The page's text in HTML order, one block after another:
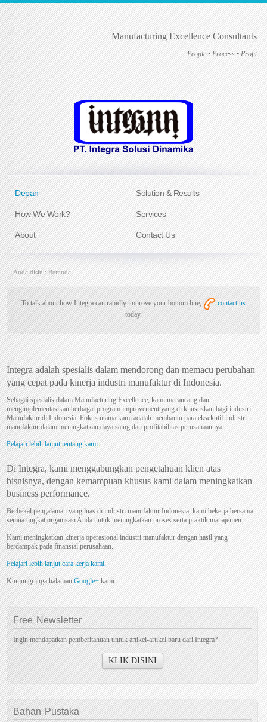
Manufacturing Excellence Consultants
People • Process • Profit
Depan Solution & Results
How We Work? Services
About Contact Us
Anda disini:Beranda
To talk about how Integra can rapidly improve your bottom line,
contact us
today.
Integra adalah spesialis dalam mendorong dan memacu perubahan
yang cepat pada kinerja industri manufaktur di Indonesia.
Sebagai spesialis dalam Manufacturing Excellence, kami merancang dan
mengimplementasikan berbagai program improvement yang di khususkan bagi industri
Manufaktur di Indonesia. Fokus utama kami adalah membantu para eksekutif industri
manufaktur dalam meningkatkan daya saing dan profitabilitas perusahaannya.
Pelajari lebih lanjut tentang kami.
Di Integra, kami menggabungkan pengetahuan klien atas
bisnisnya, dengan kemampuan khusus kami dalam meningkatkan
business performance.
Berbekal pengalaman yang luas di industri manufaktur Indonesia, kami bekerja bersama
semua tingkat organisasi Anda untuk meningkatkan proses serta praktik manajemen.
Kami meningkatkan kinerja operasional industri manufaktur dengan hasil yang
berdampak pada finansial perusahaan.
Pelajari lebih lanjut cara kerja kami.
Kunjungi juga halamanGoogle+ kami.
FreeNewsletter
Ingin mendapatkan pemberitahuan untuk artikel-artikel baru dari Integra?
KLIK DISINI
BahanPustaka